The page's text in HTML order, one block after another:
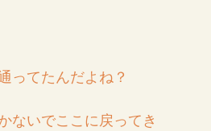
ってたんだよね？
ないでここに戻ってき